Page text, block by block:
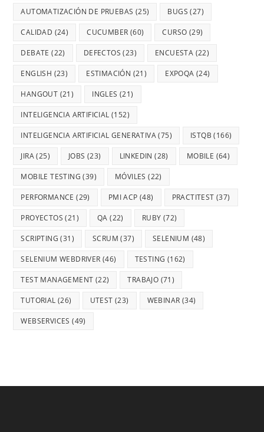
AUTOMATIZACIÓN DE PRUEBAS (25) BUGS (27)
CALIDAD (24) CUCUMBER (60) CURSO (29)
DEBATE (22) DEFECTOS (23) ENCUESTA (22)
ENGLISH (23) ESTIMACIÓN (21) EXPOQA (24)
HANGOUT (21) INGLES (21)
INTELIGENCIA ARTIFICIAL (152)
INTELIGENCIA ARTIFICIAL GENERATIVA(75) ISTQB (166)
JIRA(25) JOBS (23) LINKEDIN (28) MOBILE (64)
MOBILE TESTING (39) MÓVILES (22)
PERFORMANCE (29) PMI ACP (48) PRACTITEST (37)
PROYECTOS (21) QA (22) RUBY (72)
SCRIPTING (31) SCRUM (37) SELENIUM (48)
SELENIUM WEBDRIVER (46) TESTING (162)
TEST MANAGEMENT (22) TRABAJO (71)
TUTORIAL (26) UTEST (23) WEBINAR (34)
WEBSERVICES (49)